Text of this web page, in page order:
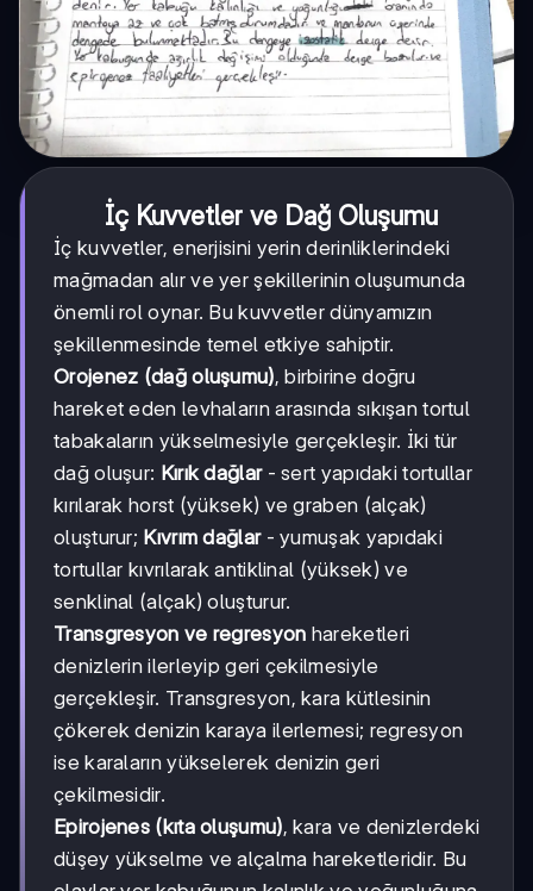
İç Kuvvetler ve Dağ Oluşumu
İç kuvvetler, enerjisini yerin derinliklerindeki
mağmadan alır ve yer şekillerinin oluşumunda
önemli rol oynar. Bu kuvvetler dünyamızın
şekillenmesinde temel etkiye sahiptir.
Orojenez (dağ oluşumu), birbirine doğru
hareket eden levhaların arasında sıkışan tortul
tabakaların yükselmesiyle gerçekleşir. İki tür
dağ oluşur: Kırık dağlar- sert yapıdaki tortullar
kırılarak horst (yüksek) ve graben (alçak)
oluşturur; Kıvrım dağlar- yumuşak yapıdaki
tortullar kıvrılarak antiklinal (yüksek) ve
senklinal (alçak) oluşturur.
Transgresyon ve regresyon hareketleri
denizlerin ilerleyip geri çekilmesiyle
gerçekleşir. Transgresyon, kara kütlesinin
çökerek denizin karaya ilerlemesi; regresyon
ise karaların yükselerek denizin geri
çekilmesidir.
Epirojenes (kıta oluşumu), kara ve denizlerdeki
düşey yükselme ve alçalma hareketleridir. Bu